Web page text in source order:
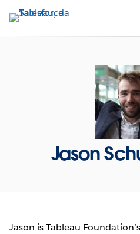
Pular
para
Jason
Jason is Tableau